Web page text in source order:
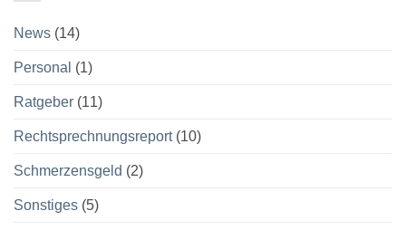
News (14)
Personal (1)
Ratgeber (11)
Rechtsprechnungsreport(10)
Schmerzensgeld (2)
Sonstiges (5)